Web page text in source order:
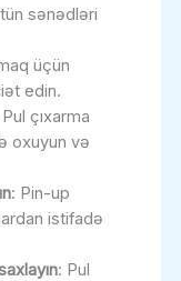
sənədləri
üçün
edin.
çıxarma
oxuyun və
: Pin-up
istifadə
: Pul